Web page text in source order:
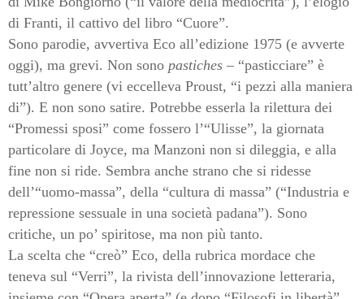
di Franti, il cattivo del libro “Cuore”.
Sono parodie, avvertiva Eco all’edizione 1975 (e avverte
oggi), ma grevi. Non sono pastiches – “pasticciare” è
tutt’altro genere (vi eccelleva Proust, “i pezzi alla maniera
di”). E non sono satire. Potrebbe esserla la rilettura dei
“Promessi sposi” come fossero l’“Ulisse”, la giornata
particolare di Joyce, ma Manzoni non si dileggia, e alla
fine non si ride. Sembra anche strano che si ridesse
dell’“uomo-massa”, della “cultura di massa” (“Industria e
repressione sessuale in una società padana”). Sono
critiche, un po’ spiritose, ma non più tanto.
La scelta che “creò” Eco, della rubrica mordace che
teneva sul “Verri”, la rivista dell’innovazione letteraria,